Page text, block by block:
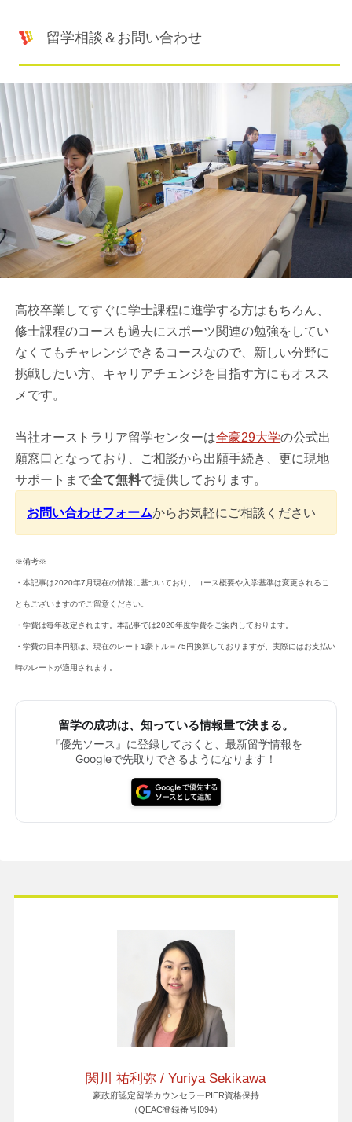
留学相談＆お問い合わせ
高校卒業してすぐに学士課程に進学する方はもちろん、
修士課程のコースも過去にスポーツ関連の勉強をしてい
なくてもチャレンジできるコースなので、新しい分野に
挑戦したい方、キャリアチェンジを目指す方にもオスス
メです。
当社オーストラリア留学センターは全豪29大学の公式出
願窓口となっており、ご相談から出願手続き、更に現地
サポートまで全て無料で提供しております。
お問い合わせフォームからお気軽にご相談ください
※備考※
・本記事は2020年7月現在の情報に基づいており、コース概要や入学基準は変更されるこ
ともございますのでご留意ください。
・学費は毎年改定されます。本記事では2020年度学費をご案内しております。
・学費の日本円額は、現在のレート1豪ドル＝75円換算しておりますが、実際にはお支払い
時のレートが適用されます。
留学の成功は、知っている情報量で決まる。
『優先ソース』に登録しておくと、最新留学情報を
Googleで先取りできるようになります！
関川 祐利弥 / Yuriya Sekikawa
豪政府認定留学カウンセラーPIER資格保持
（QEAC登録番号I094）